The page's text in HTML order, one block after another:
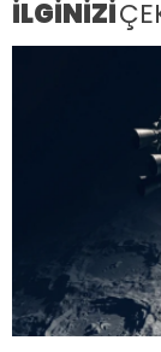
İLGİNİZİ